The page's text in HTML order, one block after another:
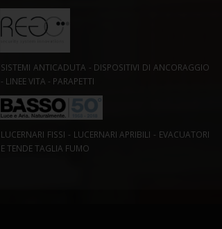
SISTEMI ANTICADUTA - DISPOSITIVI DI ANCORAGGIO
- LINEE VITA - PARAPETTI
LUCERNARI FISSI - LUCERNARI APRIBILI - EVACUATORI
E TENDE TAGLIA FUMO